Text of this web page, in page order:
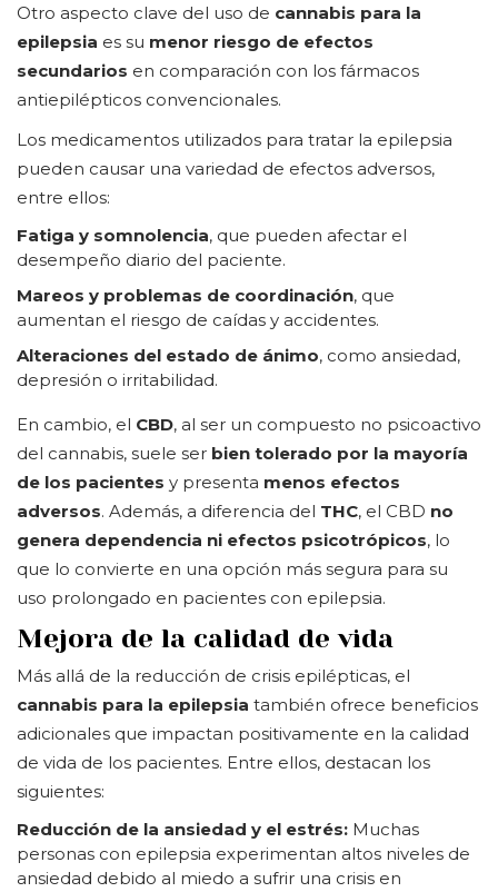
Otro aspecto clave del uso de cannabis para la
epilepsia es su menor riesgo de efectos
secundarios en comparación con los fármacos
antiepilépticos convencionales.
Los medicamentos utilizados para tratar la epilepsia
pueden causar una variedad de efectos adversos,
entre ellos:
Fatiga y somnolencia, que pueden afectar el
desempeño diario del paciente.
Mareos y problemas de coordinación, que
aumentan el riesgo de caídas y accidentes.
Alteraciones del estado de ánimo, como ansiedad,
depresión o irritabilidad.
En cambio, el CBD, al ser un compuesto no psicoactivo
del cannabis, suele ser bien tolerado por la mayoría
de los pacientes y presenta menos efectos
adversos. Además, a diferencia del THC, el CBD no
genera dependencia ni efectos psicotrópicos, lo
que lo convierte en una opción más segura para su
uso prolongado en pacientes con epilepsia.
Mejora de la calidad de vida
Más allá de la reducción de crisis epilépticas, el
cannabis para la epilepsia también ofrece beneficios
adicionales que impactan positivamente en la calidad
de vida de los pacientes. Entre ellos, destacan los
siguientes:
Reducción de la ansiedad y el estrés: Muchas
personas con epilepsia experimentan altos niveles de
ansiedad debido al miedo a sufrir una crisis en